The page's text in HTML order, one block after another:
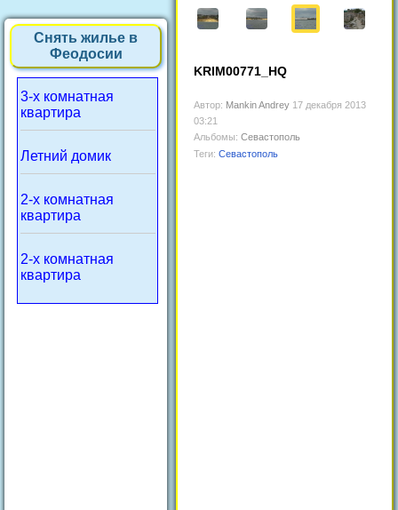
Снять жилье в
Феодосии
3-х комнатная
квартира
Летний домик
2-х комнатная
квартира
2-х комнатная
квартира
KRIM00771_HQ
Автор: Mankin Andrey 17 декабря 2013
03:21
Альбомы: Севастополь
Теги: Севастополь